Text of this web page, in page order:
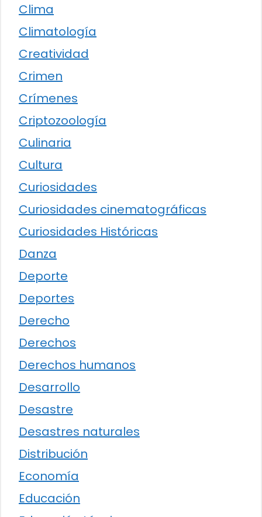
Clima
Climatología
Creatividad
Crimen
Crímenes
Criptozoología
Culinaria
Cultura
Curiosidades
Curiosidades cinematográficas
Curiosidades Históricas
Danza
Deporte
Deportes
Derecho
Derechos
Derechos humanos
Desarrollo
Desastre
Desastres naturales
Distribución
Economía
Educación